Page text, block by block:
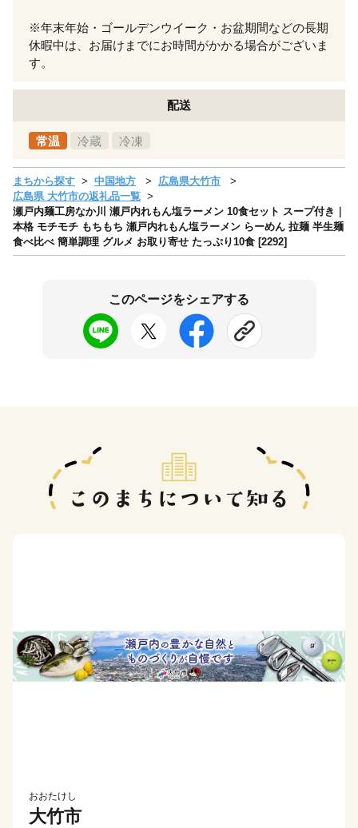
※年末年始・ゴールデンウイーク・お盆期間などの長期
休暇中は、お届けまでにお時間がかかる場合がございま
す。
配送
常温 冷蔵 冷凍
まちから探す 中国地方
広島県大竹市
広島県 大竹市の返礼品一覧
瀬戸内麺工房なか川 瀬戸内れもん塩ラーメン 10食セット スープ付き｜
本格 モチモチ もちもち 瀬戸内れもん塩ラーメン らーめん 拉麺 半生麺
食べ比べ 簡単調理 グルメ お取り寄せ たっぷり10食 [2292]
このページをシェアする
おおたけし
大竹市